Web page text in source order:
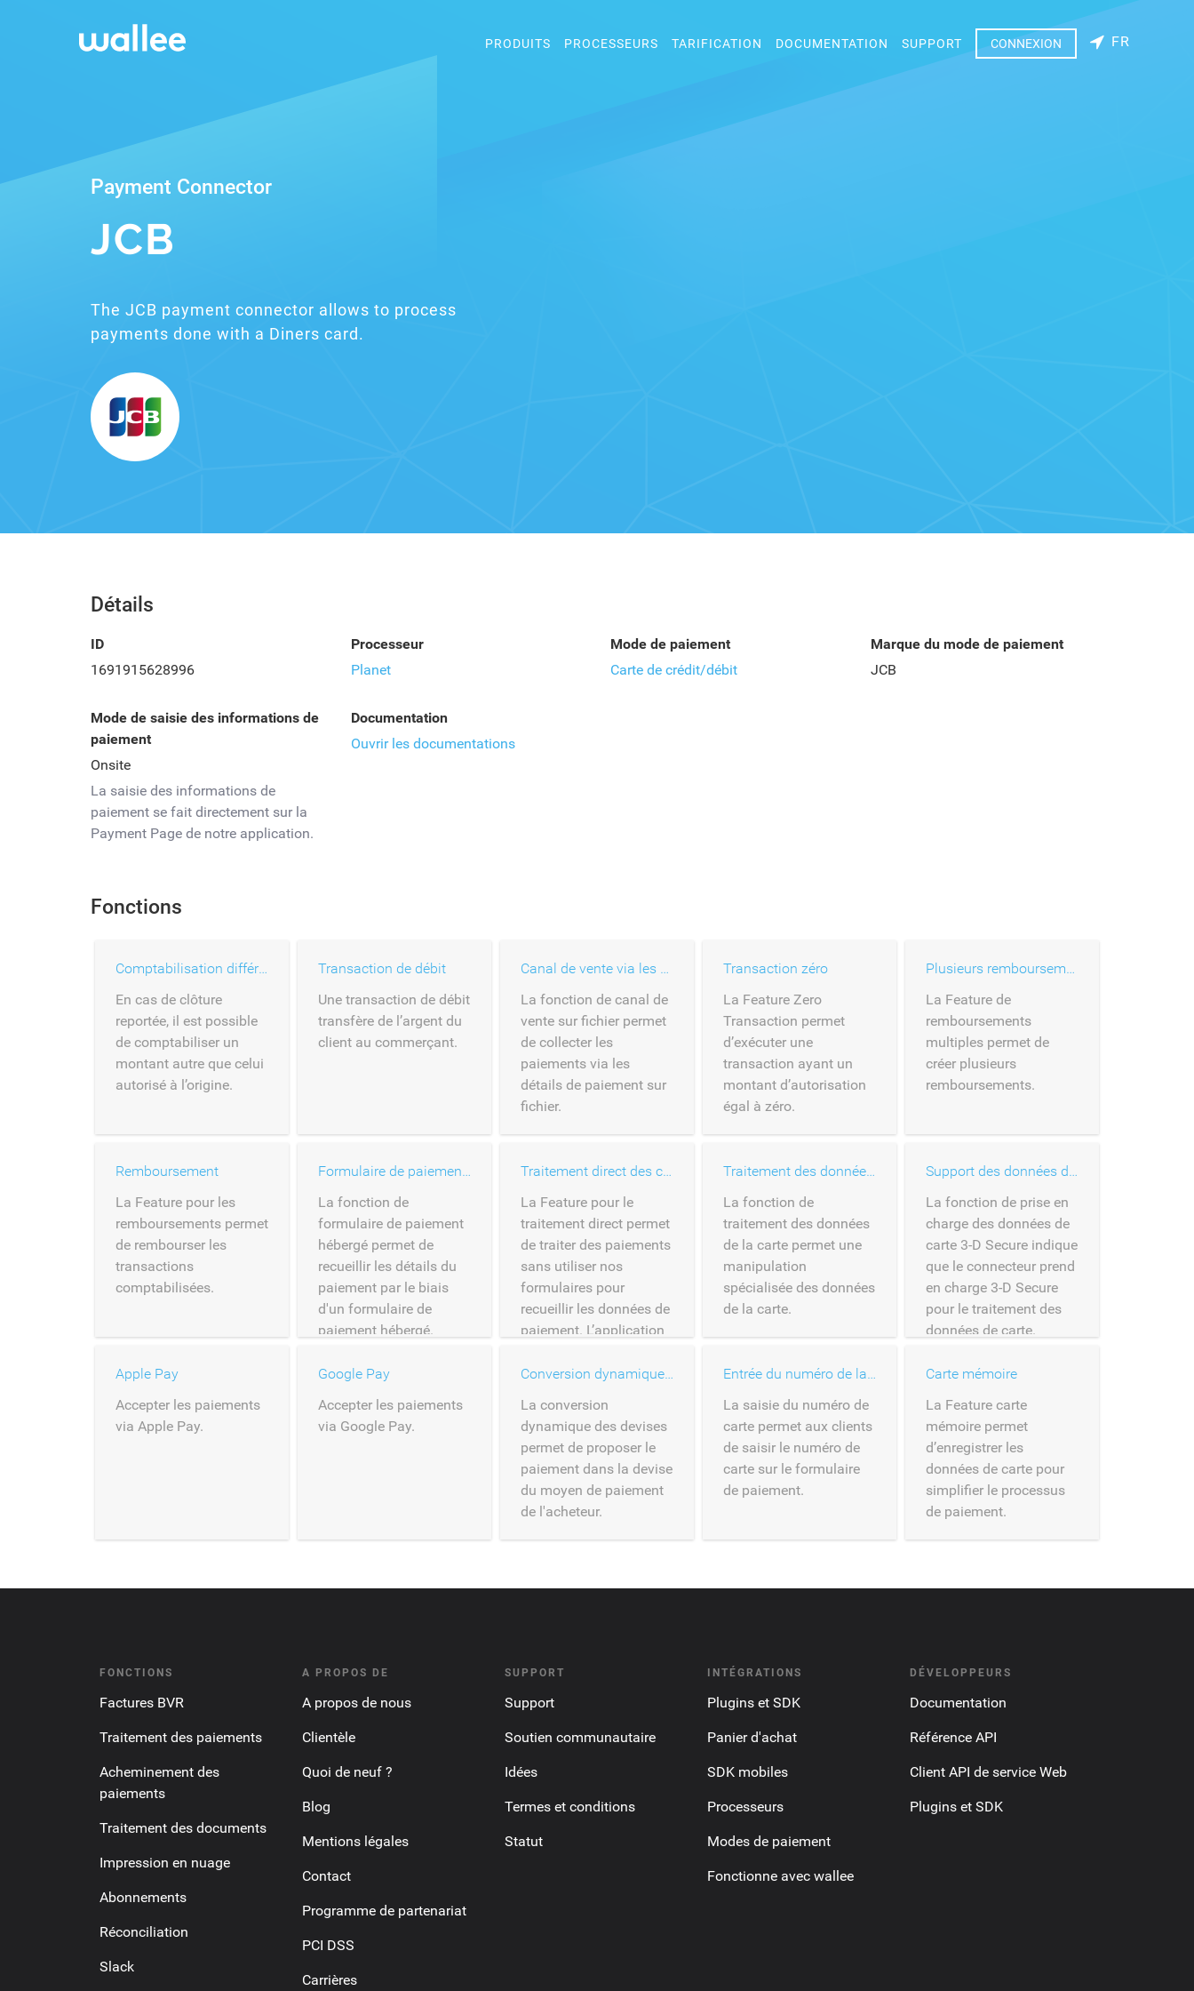
PRODUITS PROCESSEURS TARIFICATION DOCUMENTATION SUPPORT CONNEXION FR
Payment Connector
JCB
The JCB payment connector allows to process
payments done with a Diners card.
Détails
ID
1691915628996
Processeur
Planet
Mode de paiement
Carte de crédit/débit
Marque du mode de paiement
JCB
Mode de saisie des informations de
paiement
Onsite
La saisie des informations de
paiement se fait directement sur la
Payment Page de notre application.
Documentation
Ouvrir les documentations
Fonctions
Comptabilisation différée
En cas de clôture
reportée, il est possible
de comptabiliser un
montant autre que celui
autorisé à l’origine.
Transaction de débit
Une transaction de débit
transfère de l’argent du
client au commerçant.
Canal de vente via les cartes déposées
La fonction de canal de
vente sur fichier permet
de collecter les
paiements via les
détails de paiement sur
fichier.
Transaction zéro
La Feature Zero
Transaction permet
d’exécuter une
transaction ayant un
montant d’autorisation
égal à zéro.
Plusieurs remboursements
La Feature de
remboursements
multiples permet de
créer plusieurs
remboursements.
Remboursement
La Feature pour les
remboursements permet
de rembourser les
transactions
comptabilisées.
Formulaire de paiement hébergé
La fonction de
formulaire de paiement
hébergé permet de
recueillir les détails du
paiement par le biais
d'un formulaire de
paiement hébergé.
Traitement direct des cartes
La Feature pour le
traitement direct permet
de traiter des paiements
sans utiliser nos
formulaires pour
recueillir les données de
paiement. L’application
fournir le formulaire.
Traitement des données relatives aux cartes
La fonction de
traitement des données
de la carte permet une
manipulation
spécialisée des données
de la carte.
Support des données de la carte 3-D Secure
La fonction de prise en
charge des données de
carte 3-D Secure indique
que le connecteur prend
en charge 3-D Secure
pour le traitement des
données de carte.
Apple Pay
Accepter les paiements
via Apple Pay.
Google Pay
Accepter les paiements
via Google Pay.
Conversion dynamique des devises
La conversion
dynamique des devises
permet de proposer le
paiement dans la devise
du moyen de paiement
de l'acheteur.
Entrée du numéro de la carte
La saisie du numéro de
carte permet aux clients
de saisir le numéro de
carte sur le formulaire
de paiement.
Carte mémoire
La Feature carte
mémoire permet
d’enregistrer les
données de carte pour
simplifier le processus
de paiement.
FONCTIONS
Factures BVR
Traitement des paiements
Acheminement des
paiements
Traitement des documents
Impression en nuage
Abonnements
Réconciliation
Slack
A PROPOS DE
A propos de nous
Clientèle
Quoi de neuf ?
Blog
Mentions légales
Contact
Programme de partenariat
PCI DSS
Carrières
SUPPORT
Support
Soutien communautaire
Idées
Termes et conditions
Statut
INTÉGRATIONS
Plugins et SDK
Panier d'achat
SDK mobiles
Processeurs
Modes de paiement
Fonctionne avec wallee
DÉVELOPPEURS
Documentation
Référence API
Client API de service Web
Plugins et SDK